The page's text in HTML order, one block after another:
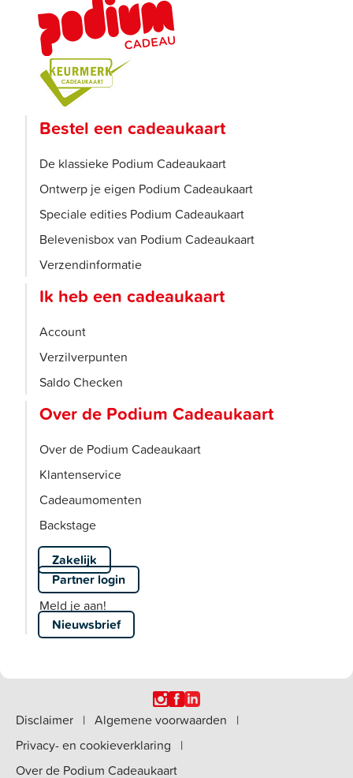
Bestel een cadeaukaart
De klassieke Podium Cadeaukaart
Ontwerp je eigen Podium Cadeaukaart
Speciale edities Podium Cadeaukaart
Belevenisbox van Podium Cadeaukaart
Verzendinformatie
Ik heb een cadeaukaart
Account
Verzilverpunten
Saldo Checken
Over de Podium Cadeaukaart
Over de Podium Cadeaukaart
Klantenservice
Cadeaumomenten
Backstage
Zakelijk
Partner login
Meld je aan!
Nieuwsbrief
Disclaimer | Algemene voorwaarden
|
Privacy- en cookieverklaring
|
Over de Podium Cadeaukaart